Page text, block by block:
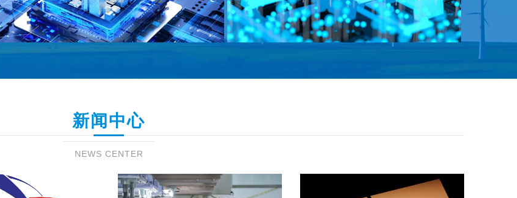
新闻中心
NEWS CENTER